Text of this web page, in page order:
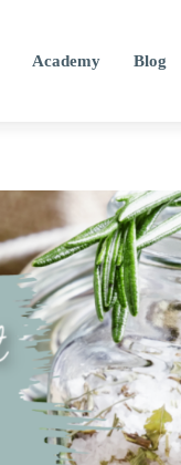
Academy Blog